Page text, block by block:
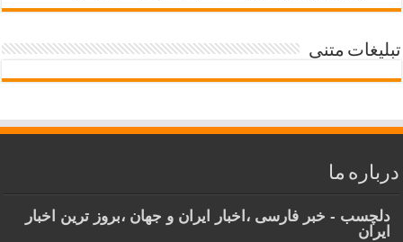
تبلیغات متنی
درباره ما
دلچسب - خبر فارسی ،اخبار ایران و جهان ،بروز ترین اخبار
ایران